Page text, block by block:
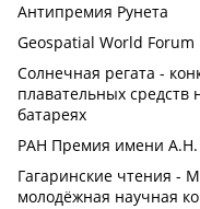
Антипремия Рунета
Geospatial World Forum
Солнечная регата -
плавательных средств
батареях
РАН Премия имени А.Н.
Гагаринские чтения -
молодёжная научная